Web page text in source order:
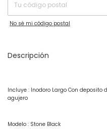
No sé mi código postal
Descripción
Incluye : Inodoro Largo Con deposito
agujero
Modelo : Stone Black